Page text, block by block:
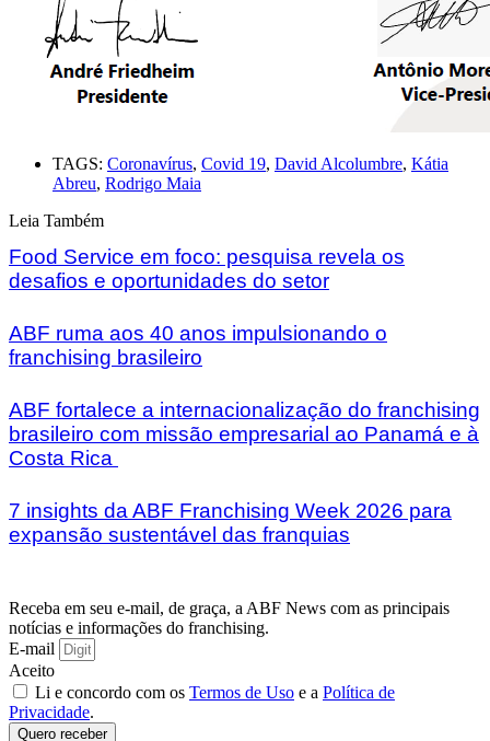
TAGS: Coronavírus, Covid 19, David Alcolumbre, Kátia
Abreu, Rodrigo Maia
Leia Também
Food Service em foco: pesquisa revela os
desafios e oportunidades do setor
ABF ruma aos 40 anos impulsionando o
franchising brasileiro
ABF fortalece a internacionalização do franchising
brasileiro com missão empresarial ao Panamá e à
Costa Rica
7 insights da ABF Franchising Week 2026 para
expansão sustentável das franquias
Receba em seu e-mail, de graça, a ABF News com as principais
notícias e informações do franchising.
E-mail
Aceito
Li e concordo com os Termos de Uso e a Política de
Privacidade.
Quero receber